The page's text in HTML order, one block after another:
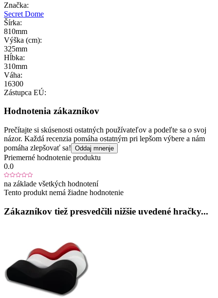
Značka:
Secret Dome
Šírka:
810mm
Výška (cm):
325mm
Hĺbka:
310mm
Váha:
16300
Zástupca EÚ:
Hodnotenia zákazníkov
Prečítajte si skúsenosti ostatných používateľov a podeľte sa o svoj
názor. Každá recenzia pomáha ostatným pri lepšom výbere a nám
pomáha zlepšovať sa! Oddaj mnenje
Priemerné hodnotenie produktu
0.0
na základe všetkých hodnotení
Tento produkt nemá žiadne hodnotenie
Zákazníkov tiež presvedčili nižšie uvedené hračky...